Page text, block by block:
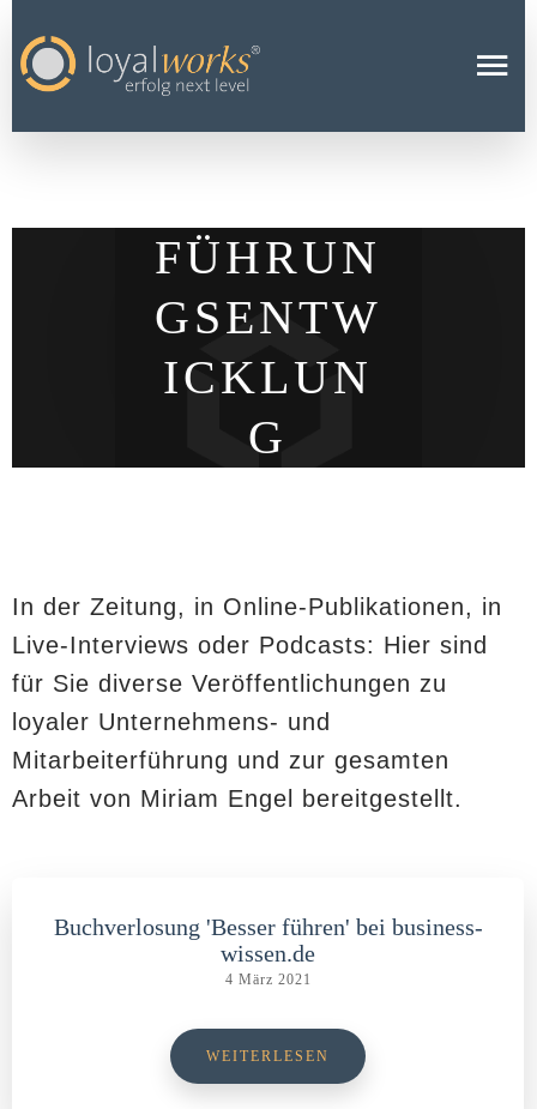
FÜHRUN
GSENTW
ICKLUN
G
In der Zeitung, in Online-Publikationen, in
Live-Interviews oder Podcasts: Hier sind
für Sie diverse Veröffentlichungen zu
loyaler Unternehmens- und
Mitarbeiterführung und zur gesamten
Arbeit von Miriam Engel bereitgestellt.
Buchverlosung 'Besser führen' bei business-
wissen.de
4 März 2021
WEITERLESEN